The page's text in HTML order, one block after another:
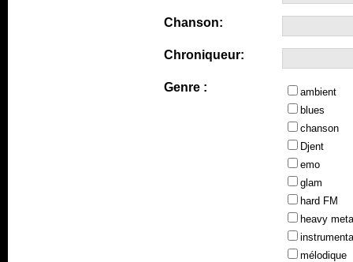
Chanson:
Chroniqueur:
Genre :
ambient
blues
chanson
Djent
emo
glam
hard FM
heavy
mélodique